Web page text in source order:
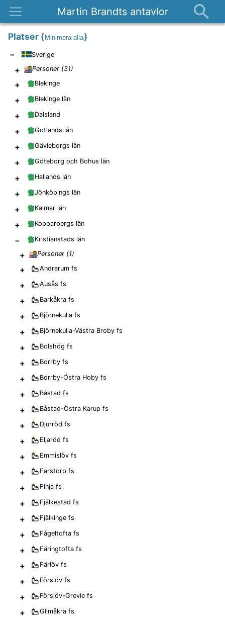
Martin Brandts antavlor
Platser
Kontakt
Platser (Minimera alla)
− Sverige
+ Personer (31)
+ Blekinge
+ Blekinge län
+ Dalsland
+ Gotlands län
+ Gävleborgs län
+ Göteborg och Bohus län
+ Hallands län
+ Jönköpings län
+ Kalmar län
+ Kopparbergs län
− Kristianstads län
+ Personer (1)
+ Andrarum fs
+ Ausås fs
+ Barkåkra fs
+ Björnekulla fs
+ Björnekulla-Västra Broby fs
+ Bolshög fs
+ Borrby fs
+ Borrby-Östra Hoby fs
+ Båstad fs
+ Båstad-Östra Karup fs
+ Djurröd fs
+ Eljaröd fs
+ Emmislöv fs
+ Farstorp fs
+ Finja fs
+ Fjälkestad fs
+ Fjälkinge fs
+ Fågeltofta fs
+ Färingtofta fs
+ Färlöv fs
+ Förslöv fs
+ Förslöv-Grevie fs
+ Glimåkra fs